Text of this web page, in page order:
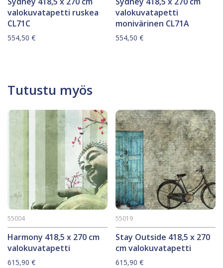
valokuvatapetti ruskea
CL71C
554,50 €
valokuvatapetti
monivärinen CL71A
554,50€
Tutustu myös
Harmony 418,5 x 270 cm
valokuvatapetti
55004
615,90 €
Stay Outside 418,5 x 270
cm valokuvatapetti
55019
615,90€